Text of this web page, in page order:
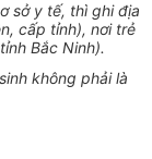
sở y tế, thì ghi địa
cấp tỉnh), nơi trẻ
Bắc Ninh).
không phải là